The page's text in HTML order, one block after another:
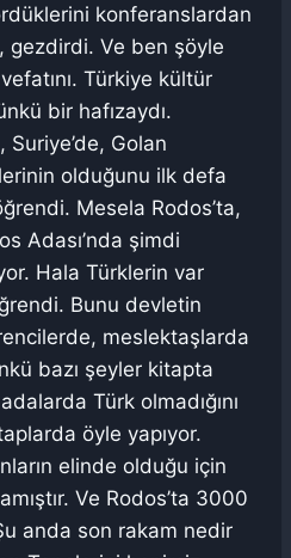
konferanslardan
gezdirdi. Ve ben şöyle
Türkiye kültür
bir hafızaydı.
Suriye’de, Golan
olduğunu ilk defa
Mesela Rodos’ta,
Adası’nda şimdi
Hala Türklerin var
Bunu devletin
meslektaşlarda
bazı şeyler kitapta
Türk olmadığını
öyle yapıyor.
elinde olduğu için
Ve Rodos’ta 3000
anda son rakam nedir